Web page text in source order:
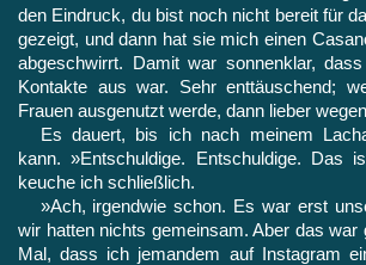
den Eindruck, du bist noch nicht bereit für
ge­zeigt, und dann hat sie mich einen
ab­geschwirrt. Damit war sonnenklar,
Kon­takte aus war. Sehr enttäuschend;
Frauen ausgenutzt werde, dann lieber
Es dauert, bis ich nach meinem
kann. »Entschuldige. Entschuldige. Das
keuche ich schließlich.
»Ach, irgendwie schon. Es war erst
wir hatten nichts gemeinsam. Aber das war
Mal, dass ich jemandem auf Instagram